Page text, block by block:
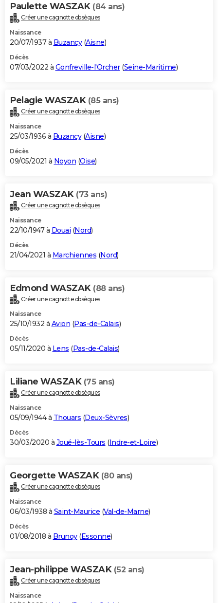
Paulette WASZAK (84 ans)
Créer une cagnotte obsèques
Naissance
20/07/1937 à Buzancy(Aisne)
Décès
07/03/2022 à Gonfreville-l'Orcher(Seine-Maritime)
Pelagie WASZAK (85 ans)
Créer une cagnotte obsèques
Naissance
25/03/1936 à Buzancy(Aisne)
Décès
09/05/2021 à Noyon (Oise)
Jean WASZAK (73 ans)
Créer une cagnotte obsèques
Naissance
22/10/1947 à Douai (Nord)
Décès
21/04/2021 à Marchiennes (Nord)
Edmond WASZAK (88 ans)
Créer une cagnotte obsèques
Naissance
25/10/1932 à Avion (Pas-de-Calais)
Décès
05/11/2020 à Lens (Pas-de-Calais)
Liliane WASZAK (75 ans)
Créer une cagnotte obsèques
Naissance
05/09/1944 à Thouars (Deux-Sèvres)
Décès
30/03/2020 à Joué-lès-Tours (Indre-et-Loire)
Georgette WASZAK (80 ans)
Créer une cagnotte obsèques
Naissance
06/03/1938 à Saint-Maurice (Val-de-Marne)
Décès
01/08/2018 à Brunoy(Essonne)
Jean-philippe WASZAK (52 ans)
Créer une cagnotte obsèques
Naissance